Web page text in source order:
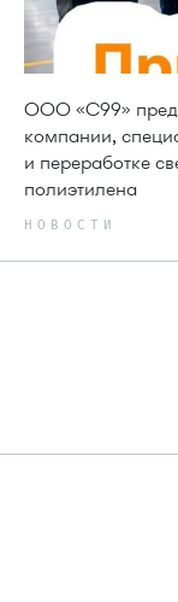
ООО «С99»
компании,
и переработке
полиэтилена
НОВОСТИ